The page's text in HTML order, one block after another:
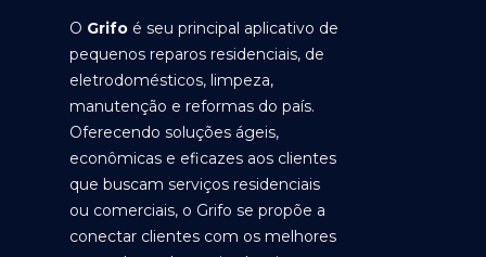
O Grifo é seu principal aplicativo de
pequenos reparos residenciais, de
eletrodomésticos, limpeza,
manutenção e reformas do país.
Oferecendo soluções ágeis,
econômicas e eficazes aos clientes
que buscam serviços residenciais
ou comerciais, o Grifo se propõe a
conectar clientes com os melhores